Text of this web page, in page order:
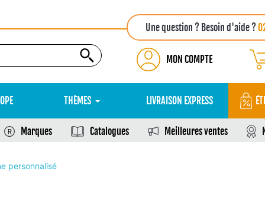
Une question ? Besoin d'aide ?
MON COMPTE
THÈMES LIVRAISON EXPRESS
Marques Catalogues Meilleures ventes
personnalisé